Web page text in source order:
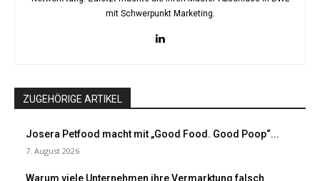
mit Schwerpunkt Marketing.
ZUGEHÖRIGE ARTIKEL
Josera Petfood macht mit „Good Food. Good Poop“...
7. August 2026
Warum viele Unternehmen ihre Vermarktung falsch